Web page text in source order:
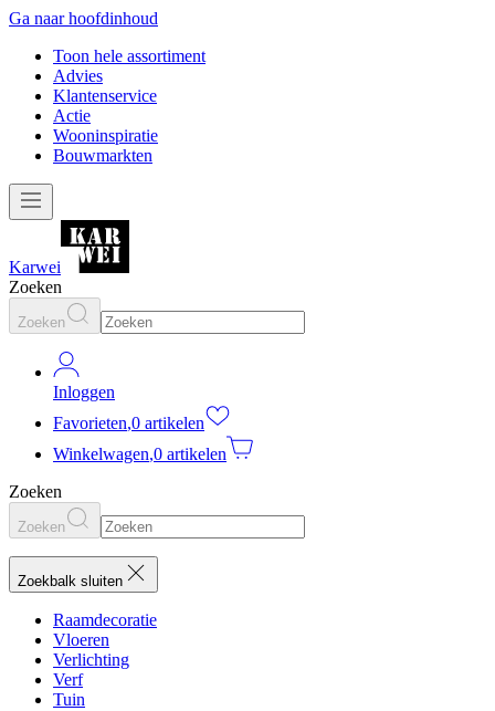
Ga naar hoofdinhoud
Toon hele assortiment
Advies
Klantenservice
Actie
Wooninspiratie
Bouwmarkten
Karwei
Zoeken
Zoeken
Inloggen
Favorieten,0 artikelen
Winkelwagen,0 artikelen
Zoeken
Zoeken
Zoekbalk sluiten
Raamdecoratie
Vloeren
Verlichting
Verf
Tuin